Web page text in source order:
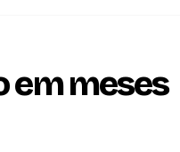
em meses